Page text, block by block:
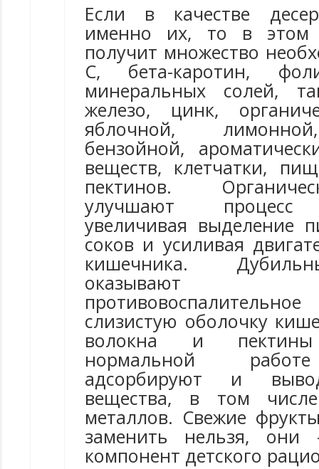
Если в качестве
именно их, то в этом
получит множество
С, бета-каротин,
минеральных солей,
железо, цинк,
яблочной,
бензойной,
веществ, клетчатки,
пектинов.
улучшают процесс
увеличивая выделение
соков и усиливая
кишечника.
оказывают
слизистую оболочку
волокна и пектины
нормальной
адсорбируют и
вещества, в том
металлов. Свежие
заменить нельзя, они
компонент детского